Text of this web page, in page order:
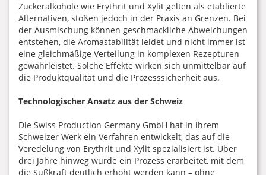
Zuckeralkohole wie Erythrit und Xylit gelten als etablierte
Alternativen, stoßen jedoch in der Praxis an Grenzen. Bei
der Ausmischung können geschmackliche Abweichungen
entstehen, die Aromastabilität leidet und nicht immer ist
eine gleichmäßige Verteilung in komplexen Rezepturen
gewährleistet. Solche Effekte wirken sich unmittelbar auf
die Produktqualität und die Prozesssicherheit aus.
Technologischer Ansatz aus der Schweiz
Die Swiss Production Germany GmbH hat in ihrem
Schweizer Werk ein Verfahren entwickelt, das auf die
Veredelung von Erythrit und Xylit spezialisiert ist. Über
drei Jahre hinweg wurde ein Prozess erarbeitet, mit dem
die Süßkraft deutlich erhöht werden kann – ohne